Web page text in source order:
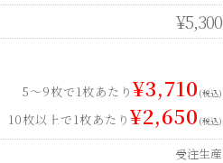
¥5,300
5～9枚で1枚あたり ¥3,710 (税込)
10枚以上で1枚あたり ¥2,650 (税込)
受注生産